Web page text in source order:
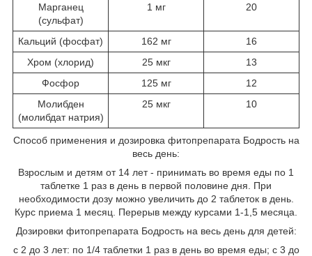
Марганец
(сульфат)
1 мг 20
Кальций (фосфат) 162 мг
16
Хром (хлорид)
25 мкг
13
Фосфор
125 мг
12
Молибден
(молибдат натрия)
25 мкг 10
Способ применения и дозировка фитопрепарата Бодрость на
весь день:
Взрослым и детям от 14 лет - принимать во время еды по 1
таблетке 1 раз в день в первой половине дня. При
необходимости дозу можно увеличить до 2 таблеток в день.
Курс приема 1 месяц. Перерыв между курсами 1-1,5 месяца.
Дозировки фитопрепарата Бодрость на весь день для детей:
с 2 до 3 лет: по 1/4 таблетки 1 раз в день во время еды; с 3 до